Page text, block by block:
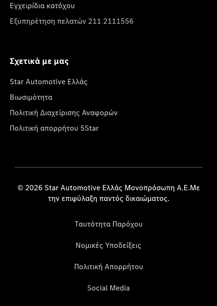
Εγχειρίδια κατόχου
Εξυπηρέτηση πελατών 211 2111556
Σχετικά με μας
Star Automotive Ελλάς
Βιωσιμότητα
Πολιτική Διαχείρισης Αναφορών
Πολιτική απορρήτου 5Star
© 2026 Star Automotive Ελλάς Μονοπρόσωπη Α.Ε.Με
την επιφύλαξη παντός δικαιώματος.
Ταυτότητα Παρόχου
Νομικές Υποδείξεις
Πολιτική Απορρήτου
Social Media